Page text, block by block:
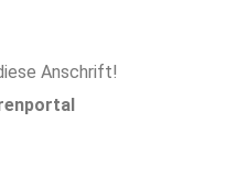
Anschrift!